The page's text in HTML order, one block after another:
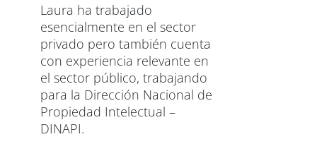
Laura ha trabajado
esencialmente en el sector
privado pero también cuenta
con experiencia relevante en
el sector público, trabajando
para la Dirección Nacional de
Propiedad Intelectual –
DINAPI.